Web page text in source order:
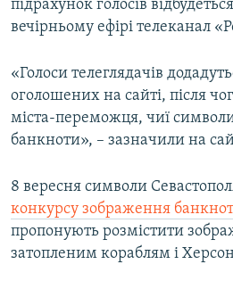
підрахунок голосів
вечірньому ефірі телеканал
«Голоси телеглядачів
оголошених на сайті, після
міста-переможця, чиї
банкноти», – зазначили на
8 вересня символи
конкурсу зображення банкнот
пропонують розмістити
затопленим кораблям і